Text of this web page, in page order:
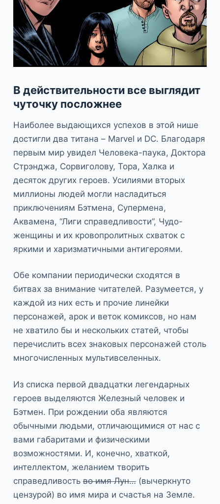
В действительности все выглядит
чуточку посложнее
Наиболее выдающихся успехов в этой нише
достигли два титана – Marvel и DC. Благодаря
первым мир увидел Человека-паука, Доктора
Стрэнджа, Сорвиголову, Тора, Халка и
десяток других героев. Усилиями вторых
миллионы людей могли насладиться
приключениям Бэтмена, Супермена,
Аквамена, “Лиги справедливости”, Чудо-
женщины и их кровопролитных схваток с
яркими и харизматичными антигероями.
Обе компании периодически сходятся в
битвах за внимание читателей. Разумеется, у
каждой из них есть и прочие линейки
персонажей, арок и веток комиксов, но нам
не хватило бы и нескольких статей, чтобы
перечислить всех знаковых персонажей столь
многочисленных мультивселенных.
Из списка первой двадцатки легендарных
героев выделяются Железный человек и
Бэтмен. При рождении оба являются
обычными людьми, отличающимися от нас с
вами габаритами и физическими
возможностями. И, конечно, хваткой,
интеллектом, желанием творить
справедливостьво имя Лун…(вычеркнуто
цензурой) во имя мира и счастья на Земле.